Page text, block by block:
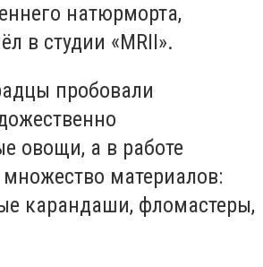
натюрморта,
в студии «MRII».
пробовали
овощи, а в работе
материалов:
карандаши, фломастеры,